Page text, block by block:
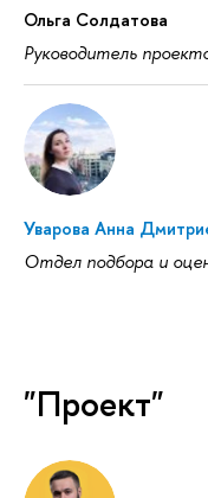
Ольга Солдатова
Руководитель
Уварова Анна
Отдел подбора и
"Проект"